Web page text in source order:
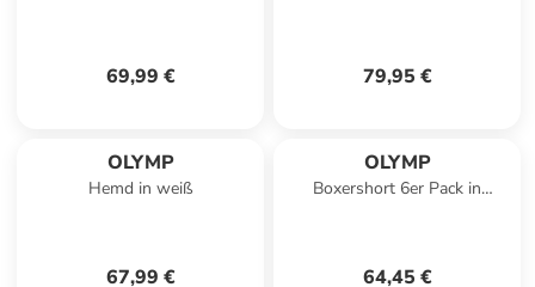
69,99 € 79,95 €
OLYMP
Hemd in weiß
67,99 €
OLYMP
Boxershort 6er Pack in
64,45 €